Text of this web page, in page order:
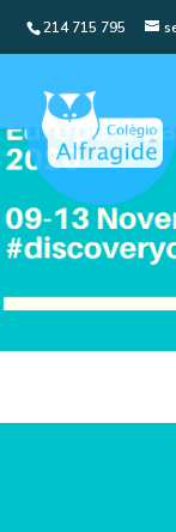
214 715 795